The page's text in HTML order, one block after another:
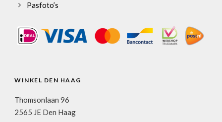
Pasfoto’s
WINKEL DEN HAAG
Thomsonlaan 96
2565 JE Den Haag